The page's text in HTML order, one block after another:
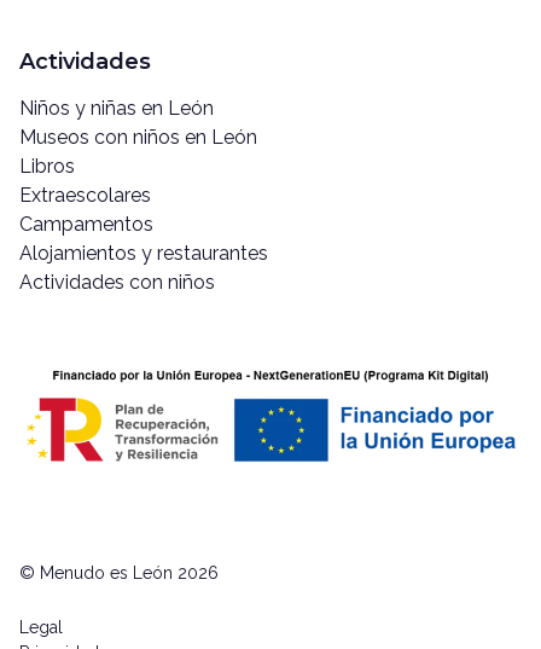
Actividades
Niños y niñas en León
Museos con niños en León
Libros
Extraescolares
Campamentos
Alojamientos y restaurantes
Actividades con niños
© Menudo es León 2026
Legal